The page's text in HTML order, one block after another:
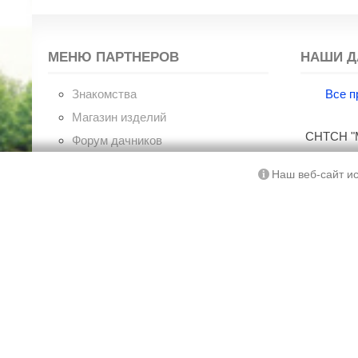
МЕНЮ ПАРТНЕРОВ
Знакомства
Магазин изделий
Форум дачников
НАШИ
Все
СНТСН
Наш веб-сайт